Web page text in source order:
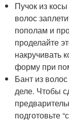
Пучок из
волос
пополам и
проделайте
накручивать
форму при
Бант из
деле. Чтобы
подготовьте